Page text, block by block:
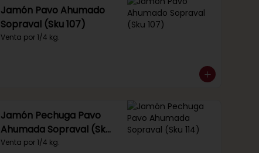
Jamón Pavo Ahumado
Sopraval (Sku 107)
Venta por 1/4 kg.
Jamón Pechuga Pavo
Ahumada Sopraval (Sku
114)
Venta por 1/4 kg.